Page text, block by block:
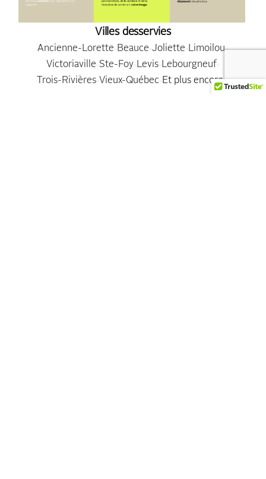
Villes desservies
Ancienne-Lorette Beauce Joliette Limoilou
Victoriaville Ste-Foy Levis Lebourgneuf
Trois-Rivières Vieux-Québec Et plus encore...